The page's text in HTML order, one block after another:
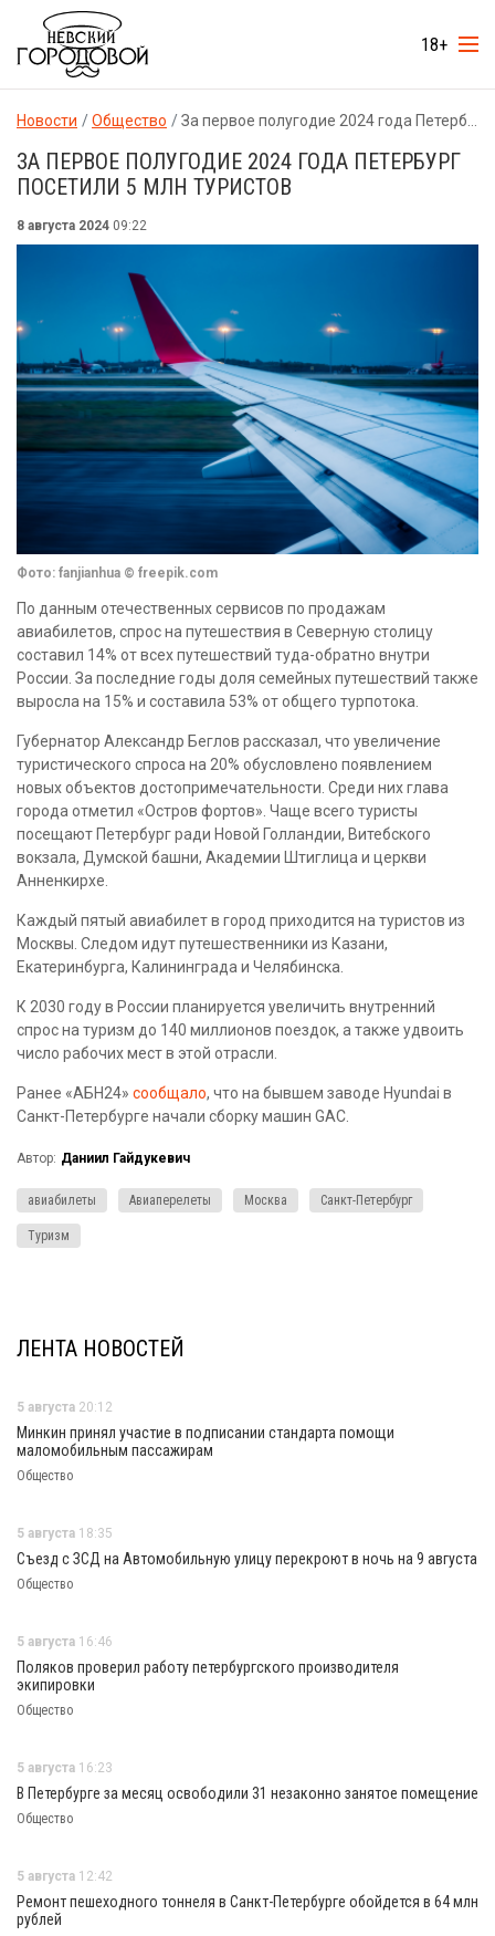
18+
Новости Общество За первое полугодие 2024 года Петербург посетили 5 млн туристов
ЗА ПЕРВОЕ ПОЛУГОДИЕ 2024 ГОДА ПЕТЕРБУРГ
ПОСЕТИЛИ 5 МЛН ТУРИСТОВ
8 августа 2024 09:22
Фото: fanjianhua © freepik.com
По данным отечественных сервисов по продажам
авиабилетов, спрос на путешествия в Северную столицу
составил 14% от всех путешествий туда-обратно внутри
России. За последние годы доля семейных путешествий также
выросла на 15% и составила 53% от общего турпотока.
Губернатор Александр Беглов рассказал, что увеличение
туристического спроса на 20% обусловлено появлением
новых объектов достопримечательности. Среди них глава
города отметил «Остров фортов». Чаще всего туристы
посещают Петербург ради Новой Голландии, Витебского
вокзала, Думской башни, Академии Штиглица и церкви
Анненкирхе.
Каждый пятый авиабилет в город приходится на туристов из
Москвы. Следом идут путешественники из Казани,
Екатеринбурга, Калининграда и Челябинска.
К 2030 году в России планируется увеличить внутренний
спрос на туризм до 140 миллионов поездок, а также удвоить
число рабочих мест в этой отрасли.
Ранее «АБН24» сообщало, что на бывшем заводе Hyundai в
Санкт-Петербурге начали сборку машин GAC.
Автор: Даниил Гайдукевич
авиабилеты Авиаперелеты Москва Санкт-Петербург
Туризм
ЛЕНТА НОВОСТЕЙ
5 августа 20:12
Минкин принял участие в подписании стандарта помощи
маломобильным пассажирам
Общество
5 августа 18:35
Съезд с ЗСД на Автомобильную улицу перекроют в ночь на 9 августа
Общество
5 августа 16:46
Поляков проверил работу петербургского производителя
экипировки
Общество
5 августа 16:23
В Петербурге за месяц освободили 31 незаконно занятое помещение
Общество
5 августа 12:42
Ремонт пешеходного тоннеля в Санкт-Петербурге обойдется в 64 млн
рублей